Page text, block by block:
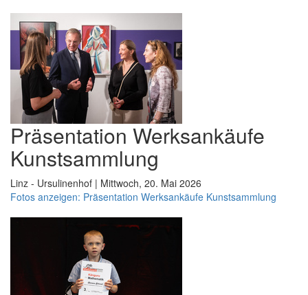
Präsentation Werksankäufe
Kunstsammlung
Linz - Ursulinenhof | Mittwoch, 20. Mai 2026
Fotos anzeigen: Präsentation Werksankäufe Kunstsammlung